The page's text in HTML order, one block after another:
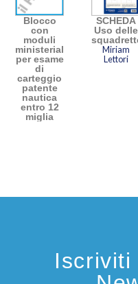
Blocco
con
moduli
ministeriali
per esame
di
carteggio
patente
nautica
entro 12
miglia
SCHEDA
Uso delle
Miriam
Lettori
Iscriviti